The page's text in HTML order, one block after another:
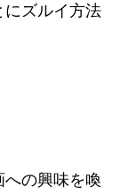
にズルイ方法
の興味を喚